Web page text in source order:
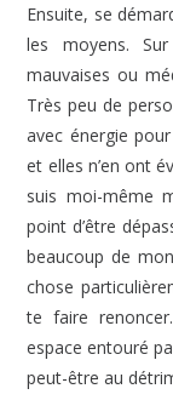
Ensuite, se
les moyens.
mauvaises ou
Très peu de
avec énergie
et elles n’en ont
suis moi-même
point d’être
beaucoup de
chose
te faire
espace entouré
peut-être au